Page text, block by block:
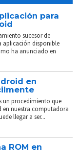
para
sucesor de
aplicación disponible
ha anunciado en
en
un procedimiento que
en nuestra computadora
llegar a ser...
ROM en